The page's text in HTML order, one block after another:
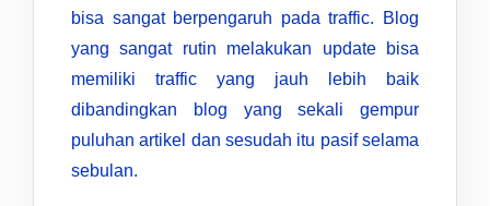
bisa sangat berpengaruh pada traffic. Blog
yang sangat rutin melakukan update bisa
memiliki traffic yang jauh lebih baik
dibandingkan blog yang sekali gempur
puluhan artikel dan sesudah itu pasif selama
sebulan.